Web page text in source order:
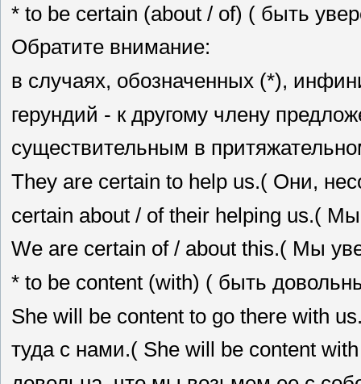
* to be certain (about / of) ( быть
Обратите внимание:
в случаях, обозначенных (*),
герундий - к другому члену
существительным в
They are certain to help us.( Они,
certain about / of their helping us.(
We are certain of / about this.( Мы
* to be content (with) ( быть
She will be content to go there with
туда с нами.( She will be content